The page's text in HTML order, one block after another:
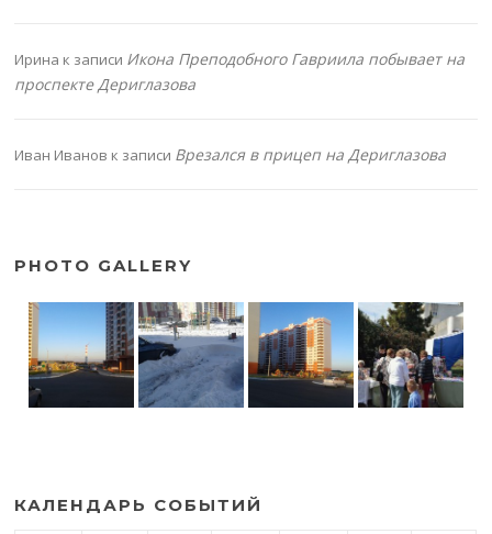
Ирина к записи Икона Преподобного Гавриила побывает на
проспекте Дериглазова
Иван Иванов к записи Врезался в прицеп на Дериглазова
PHOTO GALLERY
КАЛЕНДАРЬ СОБЫТИЙ